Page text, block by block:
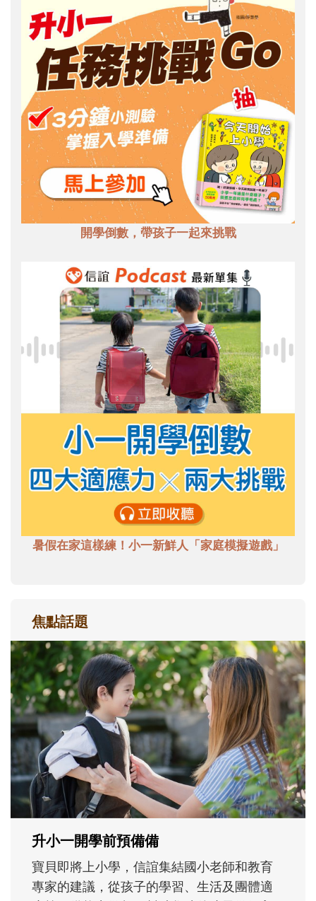
開學倒數，帶孩子一起來挑戰
暑假在家這樣練！小一新鮮人「家庭模擬遊戲」
焦點話題
和孩子一起長大的那個男人│讀懂父親的
不同模樣
沒有人天生就擅長當爸爸！男人總是在一次
次「前所未有」的體驗中，跟著孩子一起長
大。從給予安全感的肢體遊戲，到獨立自
主、角色認同及解決問題的能力養成。爸爸
正嘗試用不同的模樣，參與孩子每個重要的